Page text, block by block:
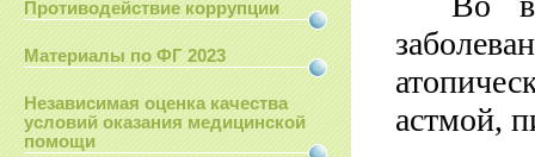
Противодействие коррупции
Материалы по ФГ 2023
Независимая оценка качества
условий оказания медицинской
помощи
астмой,